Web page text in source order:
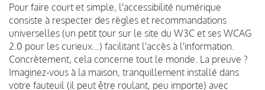
Pour faire court et simple, l'accessibilité numérique
consiste à respecter des règles et recommandations
universelles (un petit tour sur le site du W3C et ses WCAG
2.0 pour les curieux...) facilitant l'accès à l'information.
Concrètement, cela concerne tout le monde. La preuve ?
Imaginez-vous à la maison, tranquillement installé dans
votre fauteuil (il peut être roulant, peu importe) avec